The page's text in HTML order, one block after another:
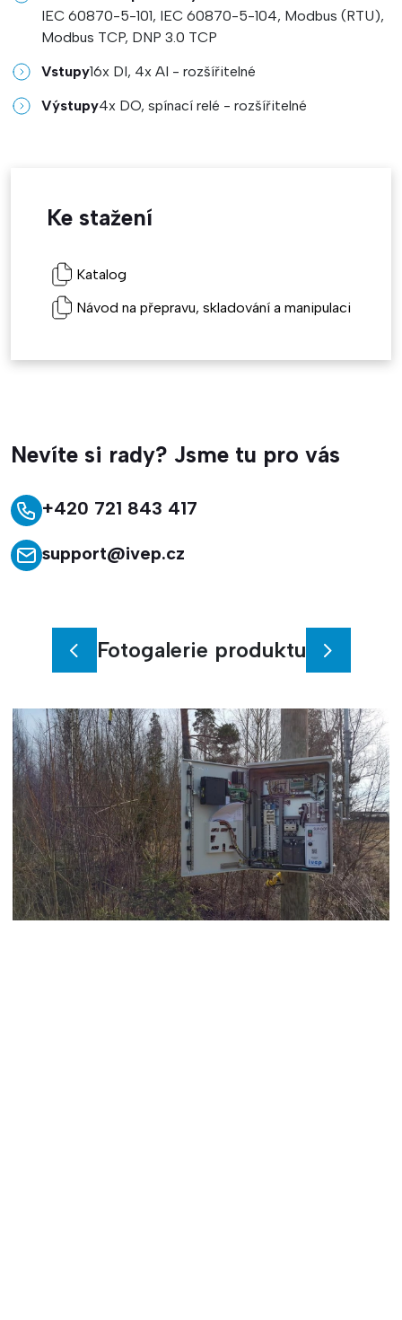
IEC 60870-5-101, IEC 60870-5-104, Modbus (RTU),
Modbus TCP, DNP 3.0 TCP
Vstupy16x DI, 4x AI - rozšířitelné
Výstupy4x DO, spínací relé - rozšířitelné
Ke stažení
Katalog
Návod na přepravu, skladování a manipulaci
Nevíte si rady? Jsme tu pro vás
+420 721 843 417
support@ivep.cz
Fotogalerie produktu